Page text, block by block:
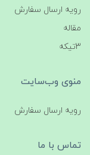
رویه ارسال سفارش
مقاله
3تیکه
منوی وب‌سایت
رویه ارسال سفارش
تماس با ما